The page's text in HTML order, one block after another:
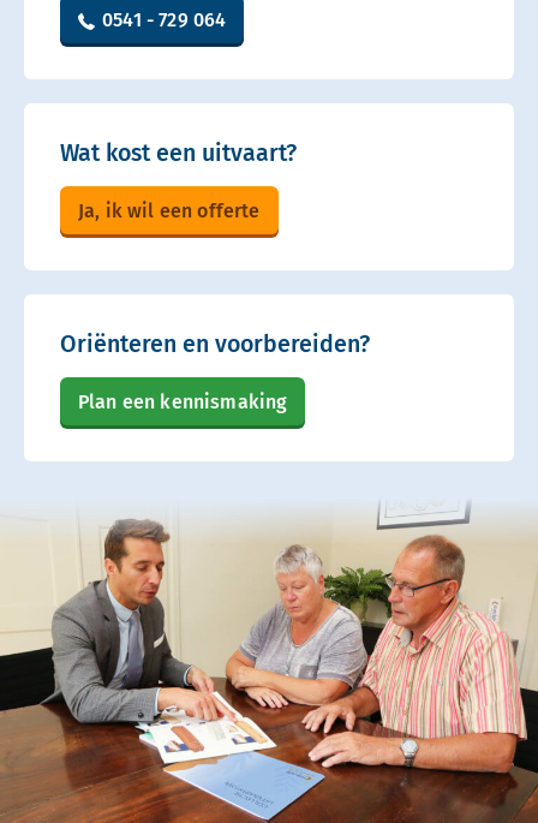
0541 - 729 064
Wat kost een uitvaart?
Ja, ik wil een offerte
Oriënteren en voorbereiden?
Plan een kennismaking